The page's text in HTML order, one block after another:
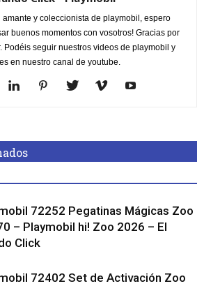
amante y coleccionista de playmobil, espero
buenos momentos con vosotros! Gracias por
Podéis seguir nuestros videos de playmobil y
en nuestro canal de youtube.
72252 Pegatinas Mágicas Zoo
– Playmobil hi! Zoo 2026 – El
Click
72402 Set de Activación Zoo